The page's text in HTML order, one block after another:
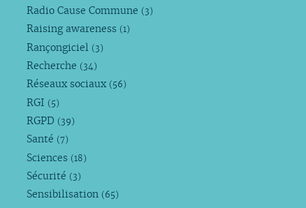
Radio Cause Commune (3)
Raising awareness (1)
Rançongiciel (3)
Recherche (34)
Réseaux sociaux (56)
RGI (5)
RGPD (39)
Santé (7)
Sciences (18)
Sécurité (3)
Sensibilisation (65)